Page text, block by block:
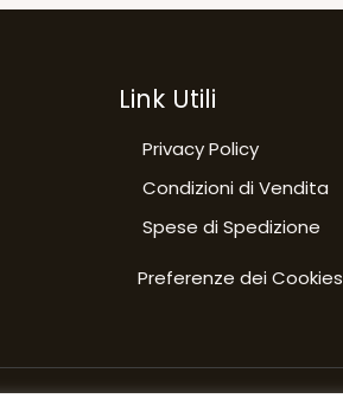
Link Utili
Privacy Policy
Condizioni di Vendita
Spese di Spedizione
Preferenze dei Cookies